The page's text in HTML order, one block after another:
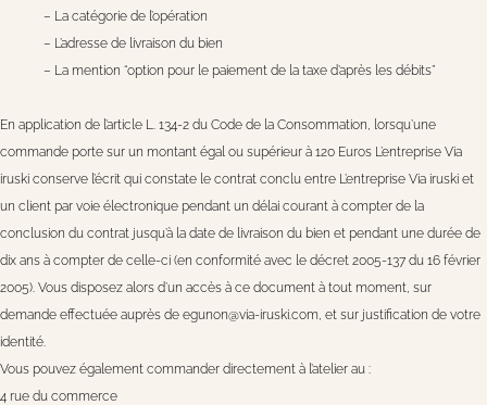
– La catégorie de l’opération
– L’adresse de livraison du bien
– La mention “option pour le paiement de la taxe d’après les débits”
En application de l’article L. 134-2 du Code de la Consommation, lorsqu’une
commande porte sur un montant égal ou supérieur à 120 Euros L’entreprise Via
iruski conserve l’écrit qui constate le contrat conclu entre L’entreprise Via iruski et
un client par voie électronique pendant un délai courant à compter de la
conclusion du contrat jusqu’à la date de livraison du bien et pendant une durée de
dix ans à compter de celle-ci (en conformité avec le décret 2005-137 du 16 février
2005). Vous disposez alors d’un accès à ce document à tout moment, sur
demande effectuée auprès de egunon@via-iruski.com, et sur justification de votre
identité.
Vous pouvez également commander directement à l’atelier au :
4 rue du commerce